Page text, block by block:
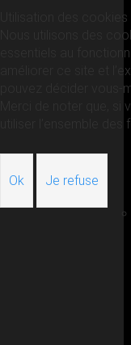
Utilisation des cookies
Nous utilisons des
essentiels au
améliorer ce site et
pouvez décider
Merci de noter que,
utiliser l’ensemble
Ok Je refuse